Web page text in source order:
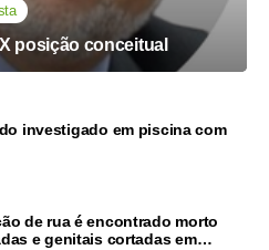
posição conceitual
investigado em piscina com
de rua é encontrado morto
e genitais cortadas em